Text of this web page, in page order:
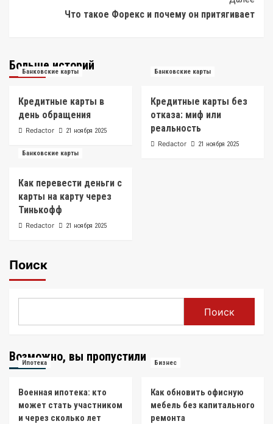
Что такое Форекс и почему он притягивает
Больше историй
Банковские карты
Кредитные карты в
день обращения
Redactor 21 ноября 2025
Банковские карты
Кредитные карты без
отказа: миф или
реальность
Redactor
21 ноября 2025
Банковские карты
Как перевести деньги с
карты на карту через
Тинькофф
Redactor 21 ноября 2025
Поиск
Поиск
Возможно, вы пропустили
Ипотека
Военная ипотека: кто
может стать участником
и через сколько лет
Бизнес
Как обновить офисную
мебель без капитального
ремонта